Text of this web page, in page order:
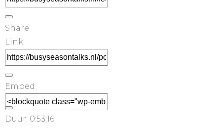
Share
Link
Embed
Duur: 0:53:16